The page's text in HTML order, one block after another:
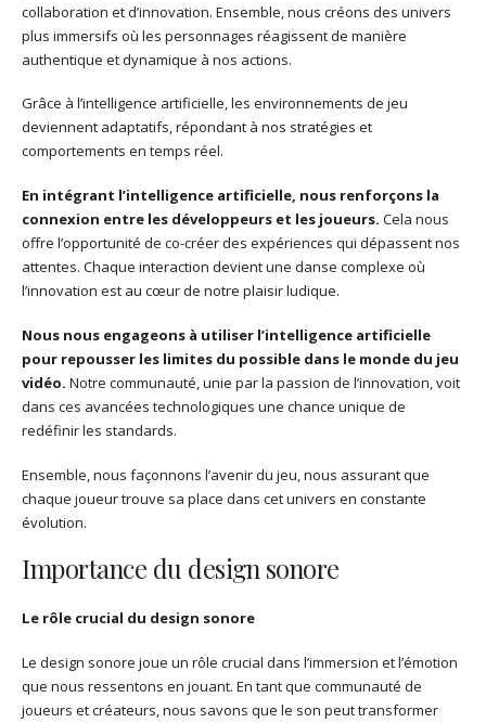
collaboration et d’innovation. Ensemble, nous créons des univers
plus immersifs où les personnages réagissent de manière
authentique et dynamique à nos actions.
Grâce à l’intelligence artificielle, les environnements de jeu
deviennent adaptatifs, répondant à nos stratégies et
comportements en temps réel.
En intégrant l’intelligence artificielle, nous renforçons la
connexion entre les développeurs et les joueurs. Cela nous
offre l’opportunité de co-créer des expériences qui dépassent nos
attentes. Chaque interaction devient une danse complexe où
l’innovation est au cœur de notre plaisir ludique.
Nous nous engageons à utiliser l’intelligence artificielle
pour repousser les limites du possible dans le monde du jeu
vidéo. Notre communauté, unie par la passion de l’innovation, voit
dans ces avancées technologiques une chance unique de
redéfinir les standards.
Ensemble, nous façonnons l’avenir du jeu, nous assurant que
chaque joueur trouve sa place dans cet univers en constante
évolution.
Importance du design sonore
Le rôle crucial du design sonore
Le design sonore joue un rôle crucial dans l’immersion et l’émotion
que nous ressentons en jouant. En tant que communauté de
joueurs et créateurs, nous savons que le son peut transformer